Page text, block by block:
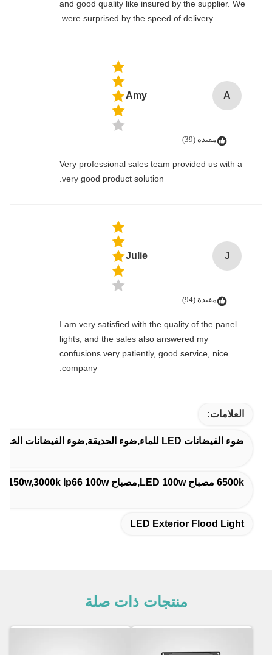
and good quality like insured by the supplier. We
were surprised by the speed of delivery.
A
Amy
مفيدة (39)
Very professional sales team provided us with a
very good product solution.
J
Julie
مفيدة (94)
I am very satisfied with the quality of the panel
lights, and the sales also answered my
confusions very patiently, good service, nice
company.
العلامات:
ضوء الفيضانات LED للماء,ضوء الحديقة,ضوء الفيضانات الخارجي
6500k مصباح LED 100w,مصباح LED 100w 150w,3000k Ip66 100w مصباح
LED Exterior Flood Light
منتجات ذات صلة